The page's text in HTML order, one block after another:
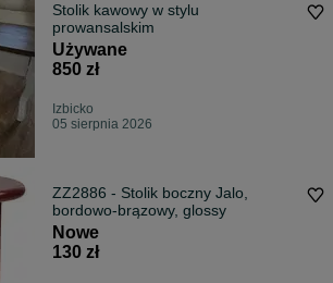
Stolik kawowy w stylu
prowansalskim
Używane
850 zł
Izbicko
05 sierpnia 2026
ZZ2886 - Stolik boczny Jalo,
bordowo-brązowy, glossy
Nowe
130 zł